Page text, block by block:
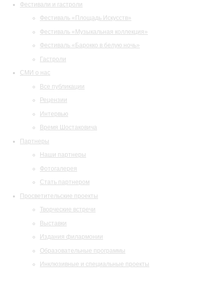
Фестивали и гастроли
Фестиваль «Площадь Искусств»
Фестиваль «Музыкальная коллекция»
Фестиваль «Барокко в белую ночь»
Гастроли
СМИ о нас
Все публикации
Рецензии
Интервью
Время Шостаковича
Партнеры
Наши партнеры
Фотогалерея
Стать партнером
Просветительские проекты
Творческие встречи
Выставки
Издания филармонии
Образовательные программы
Инклюзивные и специальные проекты